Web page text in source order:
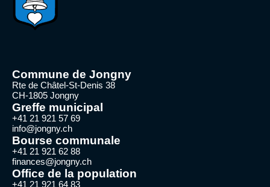
Commune de Jongny
Rte de Châtel-St-Denis 38
CH-1805 Jongny
Greffe municipal
+41 21 921 57 69
info@jongny.ch
Bourse communale
+41 21 921 62 88
finances@jongny.ch
Office de la population
+41 21 921 64 83